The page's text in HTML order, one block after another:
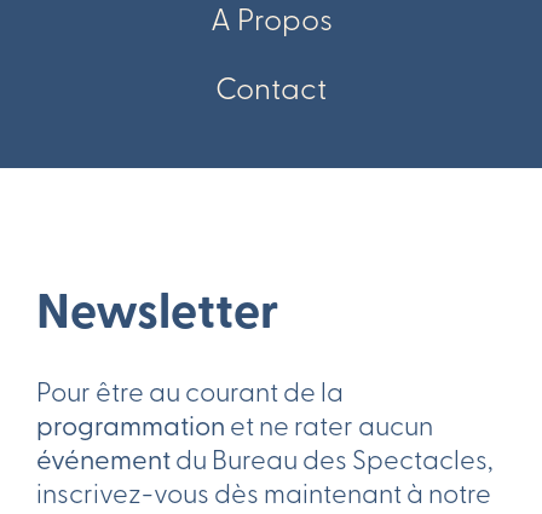
A Propos
Contact
Newsletter
Pour être au courant de la
programmation et ne rater aucun
événement du Bureau des Spectacles,
inscrivez-vous dès maintenant à notre